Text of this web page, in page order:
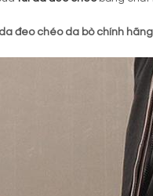
đeo chéo da bò chính